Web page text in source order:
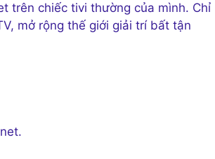
trên chiếc tivi thường của mình. Chỉ
mở rộng thế giới giải trí bất tận